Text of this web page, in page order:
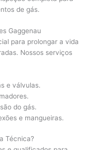
de gás.
Gaggenau
para prolongar a vida
Nossos serviços
e válvulas.
do gás.
e mangueiras.
Técnica?